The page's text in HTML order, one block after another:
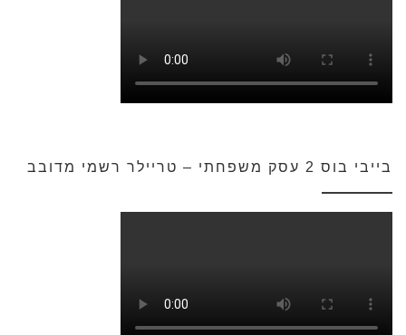
בייבי בוס 2 עסק משפחתי – טריילר רשמי מדובב